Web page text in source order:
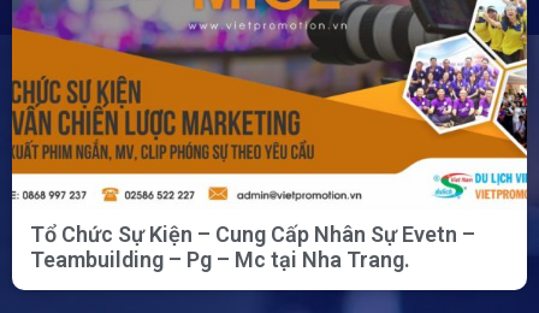
Tổ Chức Sự Kiện – Cung Cấp Nhân Sự Evetn –
Teambuilding – Pg – Mc tại Nha Trang.